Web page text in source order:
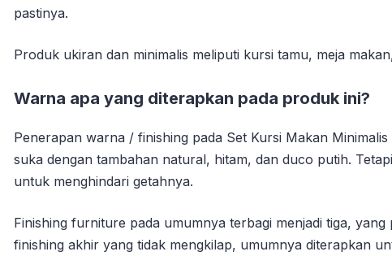
pastinya.
Produk ukiran dan minimalis meliputi kursi tamu, meja
Warna apa yang diterapkan pada produk ini?
Penerapan warna / finishing pada Set Kursi Makan
suka dengan tambahan natural, hitam, dan duco putih.
untuk menghindari getahnya.
Finishing furniture pada umumnya terbagi menjadi tiga,
finishing akhir yang tidak mengkilap, umumnya diterapkan